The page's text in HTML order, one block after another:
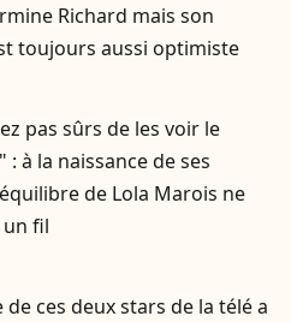
Richard mais son
toujours aussi optimiste
pas sûrs de les voir le
: à la naissance de ses
de Lola Marois ne
fil
de ces deux stars de la télé a